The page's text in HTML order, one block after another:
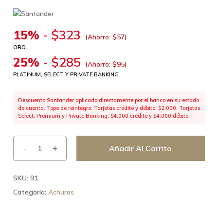
15% - $323 (Ahorro: $57)
ORO.
25% - $285 (Ahorro: $95)
PLATINUM, SELECT Y PRIVATE BANKING.
Descuento Santander aplicado directamente por el banco en su estado
de cuenta. Tope de reintegro: Tarjetas crédito y débito: $2.000. Tarjetas
Select, Premium y Private Banking: $4.000 crédito y $4.000 débito.
Añadir Al Carrito
SKU: 91
Categoría: Achuras